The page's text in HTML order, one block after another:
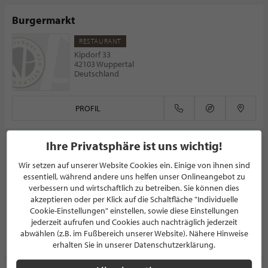
Burgermarkt
RESTAURANT
Kipdorf 33
42103 Wuppertal
Deutschland
PROFIL
Uwe´s Grill Restaurant
RESTAURANT
Dohnkamp 1
26871 Aschendorf
Deutschland
PROFIL
Ihre Privatsphäre ist uns wichtig!
Wir setzen auf unserer Website Cookies ein. Einige von ihnen sind
essentiell, während andere uns helfen unser Onlineangebot zu
verbessern und wirtschaftlich zu betreiben. Sie können dies
akzeptieren oder per Klick auf die Schaltfläche "Individuelle
Cookie-Einstellungen" einstellen, sowie diese Einstellungen
jederzeit aufrufen und Cookies auch nachträglich jederzeit
abwählen (z.B. im Fußbereich unserer Website). Nähere Hinweise
erhalten Sie in unserer Datenschutzerklärung.